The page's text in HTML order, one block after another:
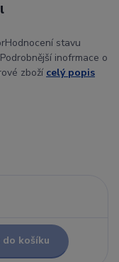
stavu
inofrmace o
zboží celý popis
košíku